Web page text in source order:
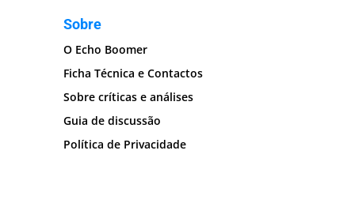
Sobre
O Echo Boomer
Ficha Técnica e Contactos
Sobre críticas e análises
Guia de discussão
Política de Privacidade